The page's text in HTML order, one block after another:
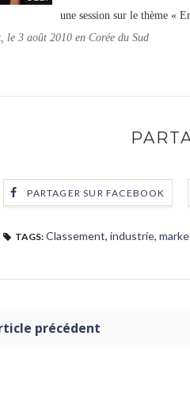
une session sur le thème «
le 3 août 2010 en Corée du Sud
PARTAGER SUR FACEBOOK
TAGS: Classement, industrie,
précédent